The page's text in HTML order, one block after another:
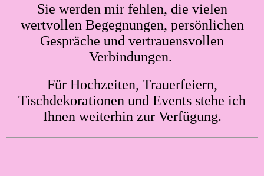
Sie werden mir fehlen, die vielen
wertvollen Begegnungen, persönlichen
Gespräche und vertrauensvollen
Verbindungen.
Für Hochzeiten, Trauerfeiern,
Tischdekorationen und Events stehe ich
Ihnen weiterhin zur Verfügung.